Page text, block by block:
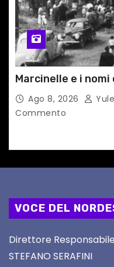
Marcinelle e i
Ago 8, 2026
Commento
VOCE DEL
Direttore
STEFANO SERAFINI